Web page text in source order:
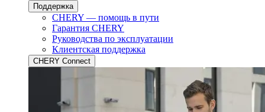
Поддержка
CHERY — помощь в пути
Гарантия CHERY
Руководства по эксплуатации
Клиентская поддержка
CHERY Connect